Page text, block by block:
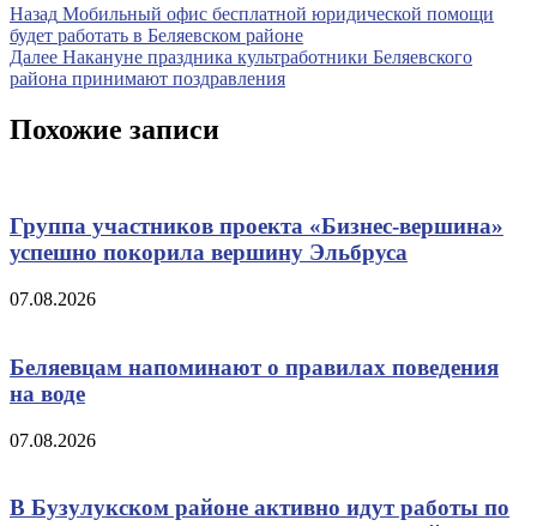
Навигация
по
записям
Назад Предыдущая
запись
Мобильный офис бесплатной юридической помощи
будет работать в Беляевском районе
Далее Следующая
запись
Накануне праздника культработники Беляевского
района принимают поздравления
Похожие записи
Группа участников проекта «Бизнес‑вершина»
успешно покорила вершину Эльбруса
07.08.2026
Беляевцам напоминают о правилах поведения
на воде
07.08.2026
В Бузулукском районе активно идут работы по